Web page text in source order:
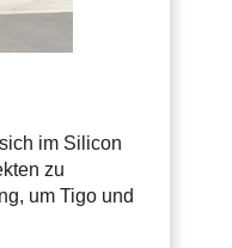
im Silicon
zu
um Tigo und